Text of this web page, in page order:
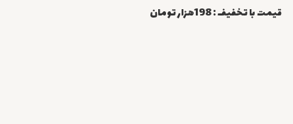
قیمت با تخفیف : 198هزار تومان